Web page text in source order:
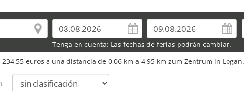
Tenga en cuenta: Las fechas de ferias podrán cambiar.
euros a una distancia de 0,06 km a 4,95 km zum Zentrum in Logan.